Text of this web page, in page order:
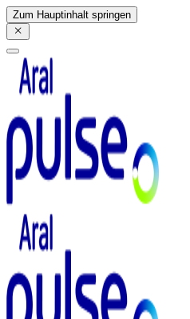
Zum Hauptinhalt springen